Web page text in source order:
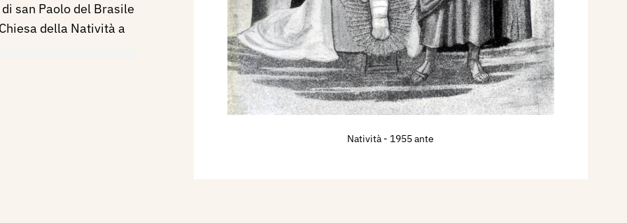
Natività - 1955 ante
san Paolo del Brasile
della Natività a
di Roma.